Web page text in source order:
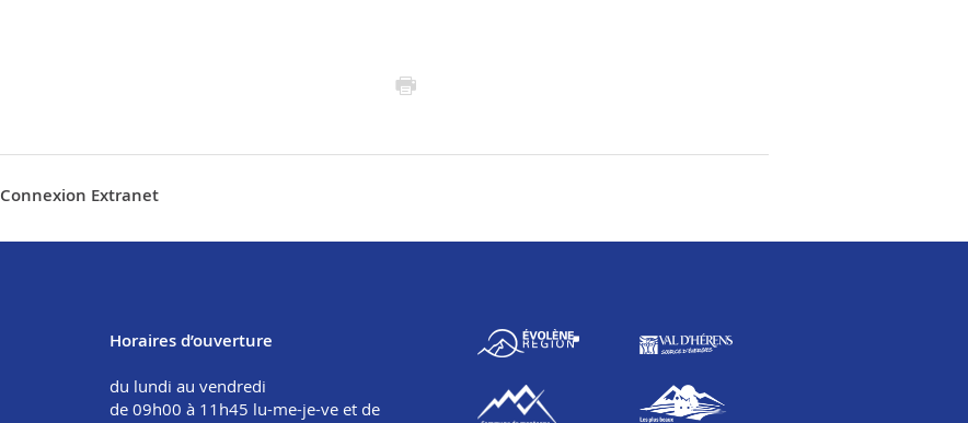
Connexion Extranet
Horaires d’ouverture
du lundi au vendredi
de 09h00 à 11h45 lu-me-je-ve et de